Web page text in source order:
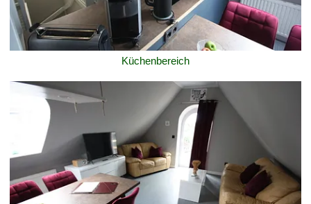
Küchenbereich